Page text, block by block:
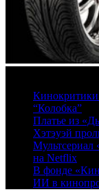
“Колобка”
Платье из
Хэтэуэй
Мультсериал
на Netflix
В фонде
ИИ в